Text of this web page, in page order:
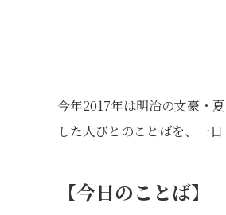
今年2017年は明治の文豪・
した人びとのことばを、一日
【今日のことば】